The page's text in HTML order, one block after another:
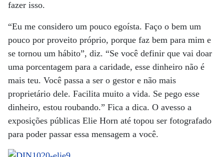
fazer isso.
“Eu me considero um pouco egoísta. Faço o bem um
pouco por proveito próprio, porque faz bem para mim e
se tornou um hábito”, diz. “Se você definir que vai doar
uma porcentagem para a caridade, esse dinheiro não é
mais teu. Você passa a ser o gestor e não mais
proprietário dele. Facilita muito a vida. Se pego esse
dinheiro, estou roubando.” Fica a dica. O avesso a
exposições públicas Elie Horn até topou ser fotografado
para poder passar essa mensagem a você.